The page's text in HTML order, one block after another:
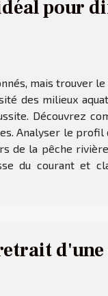
pour
mais trouver
des milieux
Découvrez
Analyser le profil
de la pêche
du courant et
d'une